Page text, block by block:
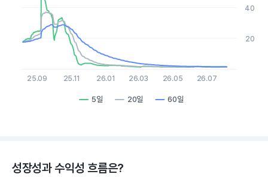
5일 20일 60일
25.09 25.11 26.01 26.03 26.05 26.07
20
40
성장성과 수익성 흐름은?